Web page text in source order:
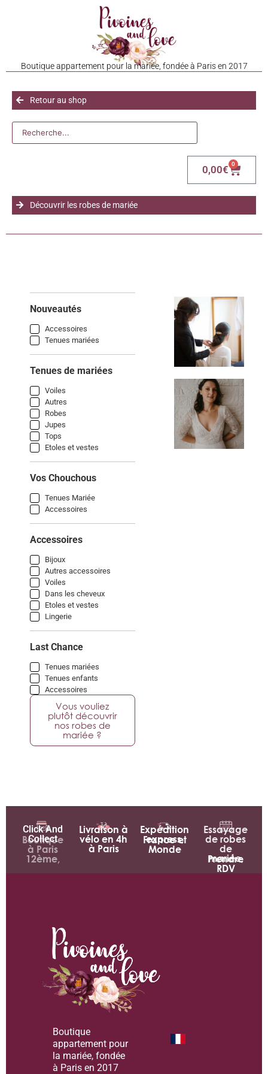
Boutique appartement pour la mariée, fondée à Paris en 2017
Retour au shop
0,00€ 0
Découvrir les robes de mariée
Nouveautés
Accessoires
Tenues mariées
Tenues de mariées
Voiles
Autres
Robes
Jupes
Tops
Etoles et vestes
Vos Chouchous
Tenues Mariée
Accessoires
Accessoires
Bijoux
Autres accessoires
Voiles
Dans les cheveux
Etoles et vestes
Lingerie
Last Chance
Tenues mariées
Tenues enfants
Accessoires
Vous vouliez
plutôt découvrir
nos robes de
mariée ?
Click And
Collect
Boutique
à Paris
12ème,
Livraison à
vélo en 4h
à Paris
Expédition
express,
France et
Monde
Essayage
de robes
de
mariée,
Prendre
RDV
Boutique
appartement pour
la mariée, fondée
à Paris en 2017